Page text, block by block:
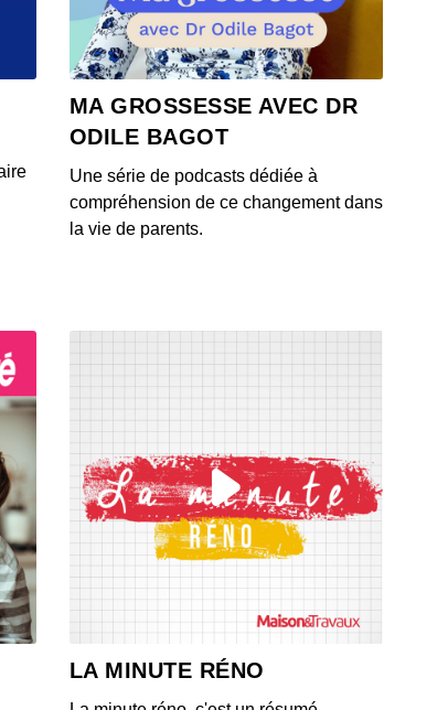
auto du 22 juillet 2020
auto du 20 juillet 2020
auto du 17 juillet 2020
ANS
auto du 16 juillet 2020
ANS
MA GROSSESSE AVEC DR
ODILE BAGOT
Une série de podcasts dédiée à
compréhension de ce changement dans
la vie de parents.
LA MINUTE RÉNO